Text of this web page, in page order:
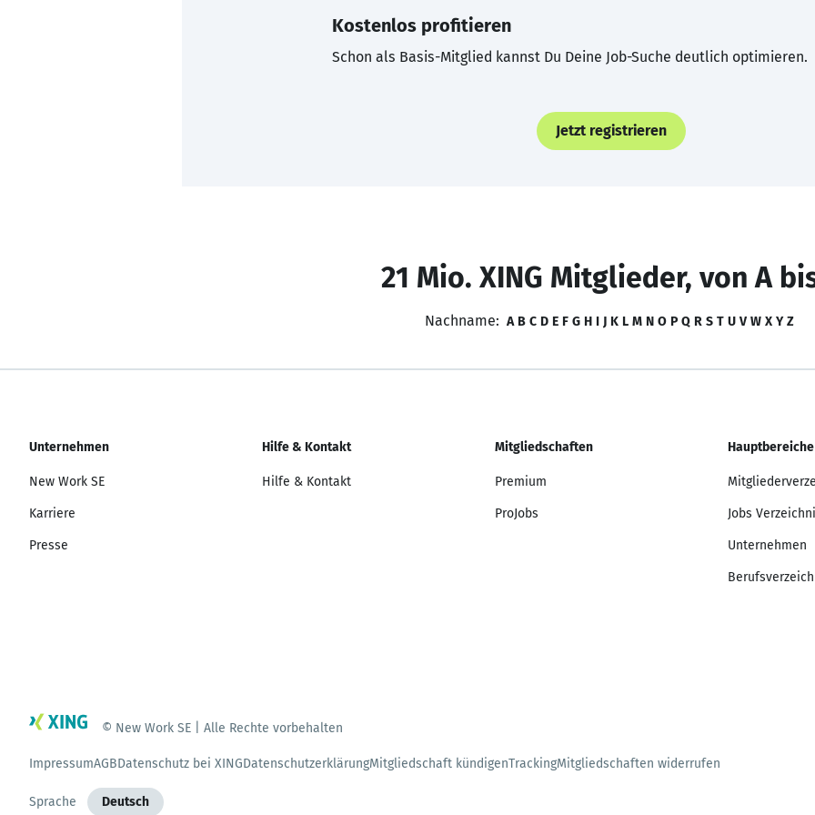
Kostenlos profitieren
Schon als Basis-Mitglied kannst Du Deine Job-Suche deutlich optimieren.
Jetzt registrieren
21 Mio. XING Mitglieder, von A
Nachname: A B C D E F G H I J K L M N O P Q R S T U V W X Y Z
Unternehmen
New Work SE
Karriere
Presse
Hilfe & Kontakt
Hilfe & Kontakt
Mitgliedschaften
Premium
ProJobs
Hauptbereiche
Jobs
Unternehmen
© New Work SE | Alle Rechte vorbehalten
ImpressumAGBDatenschutz bei XINGDatenschutzerklärungMitgliedschaft kündigenTrackingMitgliedschaften widerrufen
Sprache Deutsch